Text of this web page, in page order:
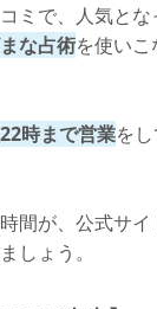
ミで、人気とな
な占術を使い
時まで営業を
間が、公式サ
しょう。